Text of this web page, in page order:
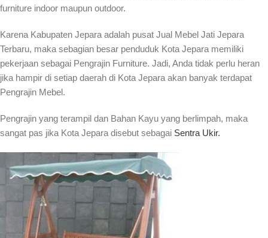
furniture indoor maupun outdoor.
Karena Kabupaten Jepara adalah pusat Jual Mebel Jati Jepara
Terbaru, maka sebagian besar penduduk Kota Jepara memiliki
pekerjaan sebagai Pengrajin Furniture. Jadi, Anda tidak perlu heran
jika hampir di setiap daerah di Kota Jepara akan banyak terdapat
Pengrajin Mebel.
Pengrajin yang terampil dan Bahan Kayu yang berlimpah, maka
sangat pas jika Kota Jepara disebut sebagai Sentra Ukir.